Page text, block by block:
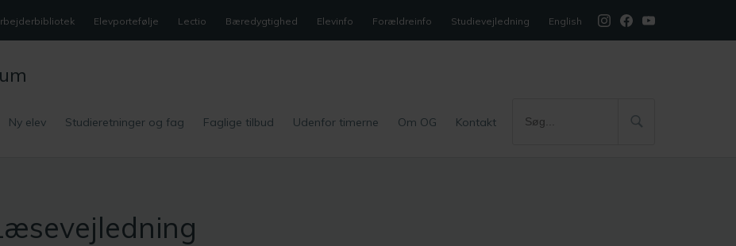
Elevportefølje Lectio Bæredygtighed Elevinfo Forældreinfo Studievejledning English
Ny elev Studieretninger og fag Faglige tilbud Udenfor timerne Om OG Kontakt